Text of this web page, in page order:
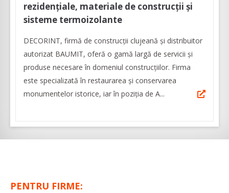
rezidențiale, materiale de construcții și
sisteme termoizolante
DECORINT, firmă de construcții clujeană și distribuitor
autorizat BAUMIT, oferă o gamă largă de servicii și
produse necesare în domeniul construcțiilor. Firma
este specializată în restaurarea și conservarea
monumentelor istorice, iar în poziția de A...
PENTRU FIRME: